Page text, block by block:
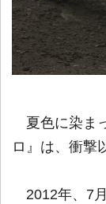
夏色に染ま
ロ』は、衝撃
2012年、7